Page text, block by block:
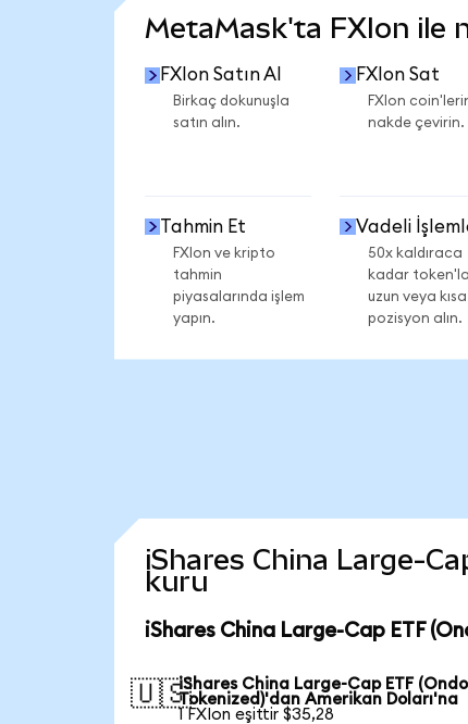
MetaMask'ta FXIon ile
FXIon Satın Al
Birkaç dokunuşla
satın alın.
FXIon Sat
FXIon
nakde çevirin.
Tahmin Et
FXIon ve kripto
tahmin
piyasalarında işlem
yapın.
Vadeli
50x kaldıraca
kadar
uzun veya kısa
pozisyon alın.
iShares China Large-
kuru
iShares China Large-Cap ETF
🇺🇸iShares China Large-Cap ETF (Ondo
Tokenized)'dan Amerikan Doları'na
1 FXIon eşittir $35,28